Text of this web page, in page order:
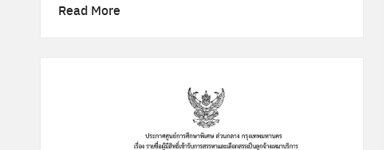
Read More